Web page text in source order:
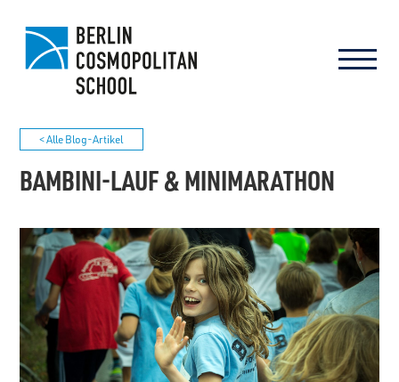
< Alle Blog-Artikel
BAMBINI-LAUF & MINIMARATHON